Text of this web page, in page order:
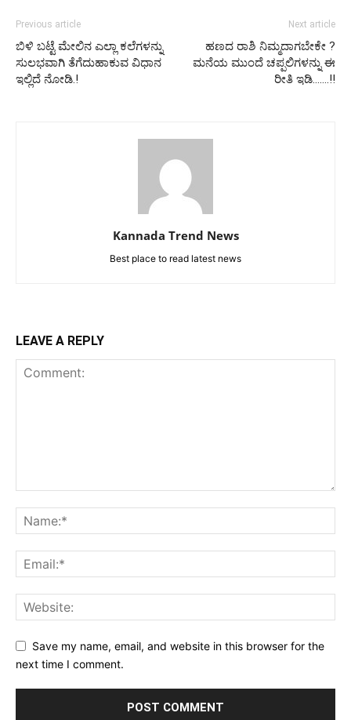
Previous article
ಬಿಳಿ ಬಟ್ಟೆ ಮೇಲಿನ ಎಲ್ಲಾ ಕಲೆಗಳನ್ನು
ಸುಲಭವಾಗಿ ತೆಗೆದುಹಾಕುವ ವಿಧಾನ
ಇಲ್ಲಿದೆ ನೋಡಿ.!
Next article
ಹಣದ ರಾಶಿ ನಿಮ್ಮದಾಗಬೇಕೇ ?
ಮನೆಯ ಮುಂದೆ ಚಪ್ಪಲಿಗಳನ್ನು ಈ
ರೀತಿ ಇಡಿ…….!!
Kannada Trend News
Best place to read latest news
LEAVE A REPLY
Save my name, email, and website in this browser for the
next time I comment.